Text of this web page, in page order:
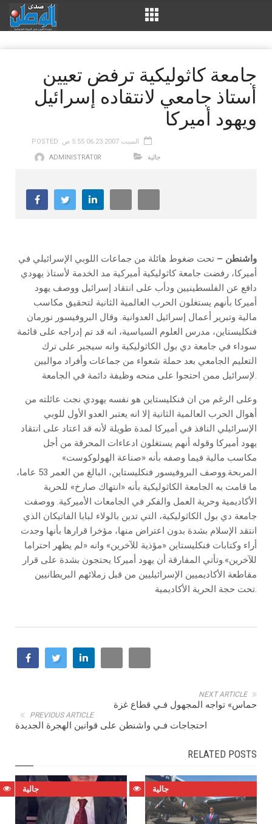
جامعة كاثوليكية ترفض تعيين
أستاذ جامعي لانتقاده إسرائيل
ويهود أميركا
POSTED: السبت 06.23.2007 5:55 ص
ADMINISTRAT0R
جالية
واشنطن – تحت ضغوط هائلة من جماعات اللوبي الإسرائيلي في
أميركا، رفضت جامعة كاثوليكية أميركية مد الخدمة لأستاذ يهودي
دافع عن الفلسطينيين ودأب على انتقاد إسرائيل ووصف يهود
أميركا بأنهم يستغلون الحرب العالمية الثانية لتحقيق مكاسب
مالية وتبرير أعمال إسرائيل العدوانية. وقال البروفيسور نورمان
فنكليستاين، مدرس العلوم السياسية، انه قد تم إدراجه على قائمة
سوداء في جامعة دي بول الكاثوليكية وانه سيجبر على ترك
التعليم الجامعي بعد حملة شعواء من جماعات وأفراد مواليين
لإسرائيل ممن احتجوا على منحه وظيفة دائمة في الجامعة.
وعلى الرغم من ان فنكليستاين هو نفسه يهودي نجت عائلته من
أهوال الحرب العالمية الثانية إلا انه يعتبر العدو الأول للوبي
الإسرائيلي النافذ في أميركا لمدة طويلة لأنه قد اعتاد على انتقاد
يهود أميركا وقوله أنهم يستغلون ادعاءات المحرقة من أجل
مكاسب مالية فيما وصفه بأنه «صناعة الهولوكوست»
المربحة.ووصف البروفيسور فنكليستاين، البالغ من العمر 53 عاما،
ما قامت به الجامعة الكاثوليكية بأنه «انتهاك صارخ» للحرية
الأكاديمية وحرية العمل والفكر في الجامعات الأميركية. ووصفت
جامعة دي بول الكاثوليكية، التي تدين بالولاء لبابا الفاتيكان الذي
انتقد الإسلام بشدة بدون اعتراض منها، مؤخرا قرارها بأنها وجدت
أراء وكتابات فنكليستاين «مؤذية للآخرين» وانه «لم يظهر احتراما
للآخرين».وتأتي المفارقة أن يهود أميركا يحتجون بشدة على قرار
مقاطعة الأكاديميين الإسرائيليين من قبل زملائهم البريطانيين
تحت حجة الحرية الأكاديمية.
NEXT ARTICLE
حماس» تواجه المجهول فـي قطاع غزة
PREVIOUS ARTICLE
احتجاجات فـي واشنطن على قوانين الهجرة الجديدة
RELATED POSTS
جالية جالية